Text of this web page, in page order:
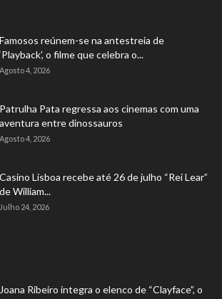
Famosos reúnem-se na antestreia de
‘Playback’, o filme que celebra o...
Agosto 4, 2026
Patrulha Pata regressa aos cinemas com uma
aventura entre dinossauros
Agosto 4, 2026
Casino Lisboa recebe até 26 de julho “Rei Lear”
de William...
Julho 24, 2026
Joana Ribeiro integra o elenco de “Clayface”, o